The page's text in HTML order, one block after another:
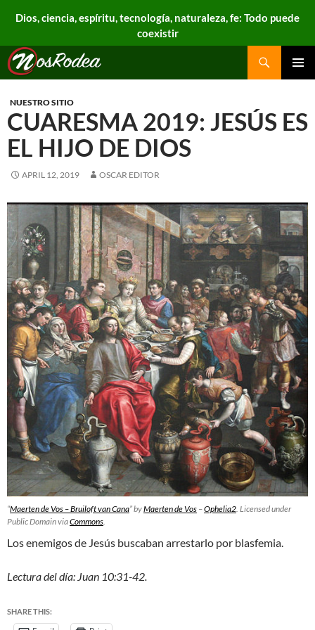
Dios, ciencia, espíritu, tecnología, naturaleza, fe: Todo puede
coexistir
Nos Rodea
Search
NUESTRO SITIO
CUARESMA 2019: JESÚS ES
EL HIJO DE DIOS
APRIL 12, 2019 OSCAR EDITOR
“Maerten de Vos – Bruiloft van Cana” byMaerten de Vos –Ophelia2. Licensed under
Public Domain viaCommons.
Los enemigos de Jesús buscaban arrestarlo por blasfemia.
Lectura del día: Juan 10:31-42.
SHARE THIS: